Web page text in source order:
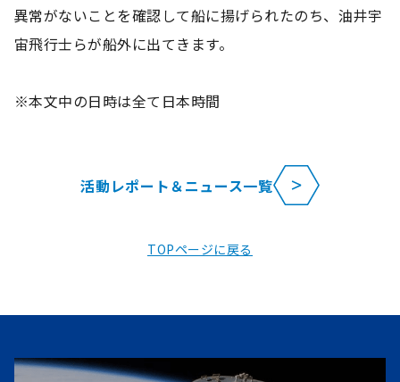
異常がないことを確認して船に揚げられたのち、油井宇
宙飛行士らが船外に出てきます。
※本文中の日時は全て日本時間
活動レポート＆ニュース一覧
TOPページに戻る